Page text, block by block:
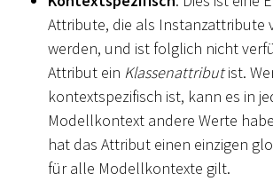
Attribute, die als Instanzattribute
werden, und ist folglich nicht
Attribut ein Klassenattributist.
kontextspezifisch ist, kann es in
Modellkontext andere Werte
hat das Attribut einen einzigen
für alle Modellkontexte gilt.